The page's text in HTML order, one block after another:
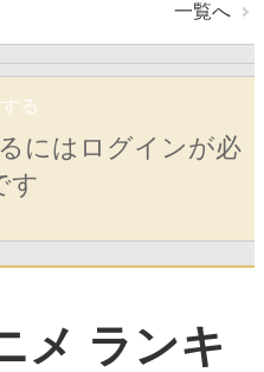
一覧へ
る
にはログインが必
す
メ ランキ